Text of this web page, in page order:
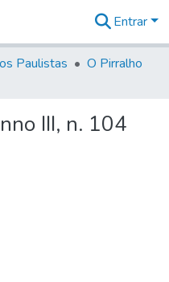
Entrar
Paulistas
O Pirralho
III, n. 104